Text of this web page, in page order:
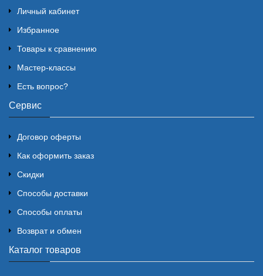
Личный кабинет
Избранное
Товары к сравнению
Мастер-классы
Есть вопрос?
Сервис
Договор оферты
Как оформить заказ
Скидки
Способы доставки
Способы оплаты
Возврат и обмен
Каталог товаров